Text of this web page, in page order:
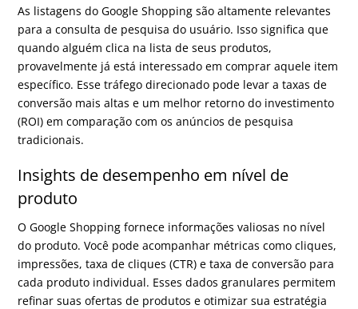
As listagens do Google Shopping são altamente relevantes
para a consulta de pesquisa do usuário. Isso significa que
quando alguém clica na lista de seus produtos,
provavelmente já está interessado em comprar aquele item
específico. Esse tráfego direcionado pode levar a taxas de
conversão mais altas e um melhor retorno do investimento
(ROI) em comparação com os anúncios de pesquisa
tradicionais.
Insights de desempenho em nível de
produto
O Google Shopping fornece informações valiosas no nível
do produto. Você pode acompanhar métricas como cliques,
impressões, taxa de cliques (CTR) e taxa de conversão para
cada produto individual. Esses dados granulares permitem
refinar suas ofertas de produtos e otimizar sua estratégia